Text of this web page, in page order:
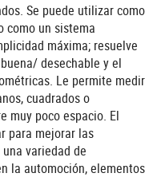
Se puede utilizar como
como un sistema
máxima; resuelve
desechable y el
Le permite medir
cuadrados o
muy poco espacio. El
para mejorar las
variedad de
la automoción, elementos